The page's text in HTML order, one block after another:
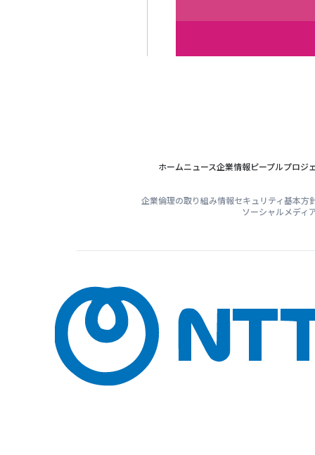
ホームニュース企業情報ピープルプロジ
企業倫理の取り組み情報セキュリティ基本方
ソーシャルメディ